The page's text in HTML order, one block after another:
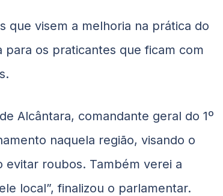
que visem a melhoria na prática do
os praticantes que ficam com
Alcântara, comandante geral do 1º
naquela região, visando o
roubos. Também verei a
local”, finalizou o parlamentar.